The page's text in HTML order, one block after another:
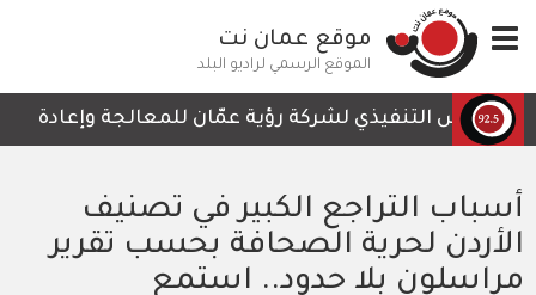
إلى
المحتوى
الرئيسي
Toggle
navigation
موقع عمان نت
الموقع الرسمي لراديو البلد
الرئيس التنفيذي لشركة رؤية عمّان للمعالجة وإعادة
أسباب التراجع الكبير في تصنيف
الأردن لحرية الصحافة بحسب تقرير
مراسلون بلا حدود.. استمع